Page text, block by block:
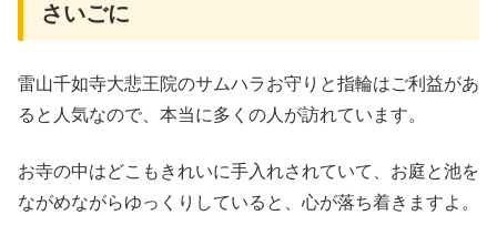
さいごに
雷山千如寺大悲王院のサムハラお守りと指輪はご利益があ
ると人気なので、本当に多くの人が訪れています。
お寺の中はどこもきれいに手入れされていて、お庭と池を
ながめながらゆっくりしていると、心が落ち着きますよ。